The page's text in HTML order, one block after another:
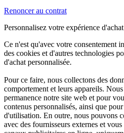
Renoncer au contrat
Personnalisez votre expérience d'achat
Ce n'est qu'avec votre consentement
des cookies et d'autres technologies
d'achat personnalisée.
Pour ce faire, nous collectons des
comportement et leurs appareils.
permanence notre site web et pour
contenus personnalisés, ainsi que
d'utilisation. En outre, nous pouvons
avec des fournisseurs externes et